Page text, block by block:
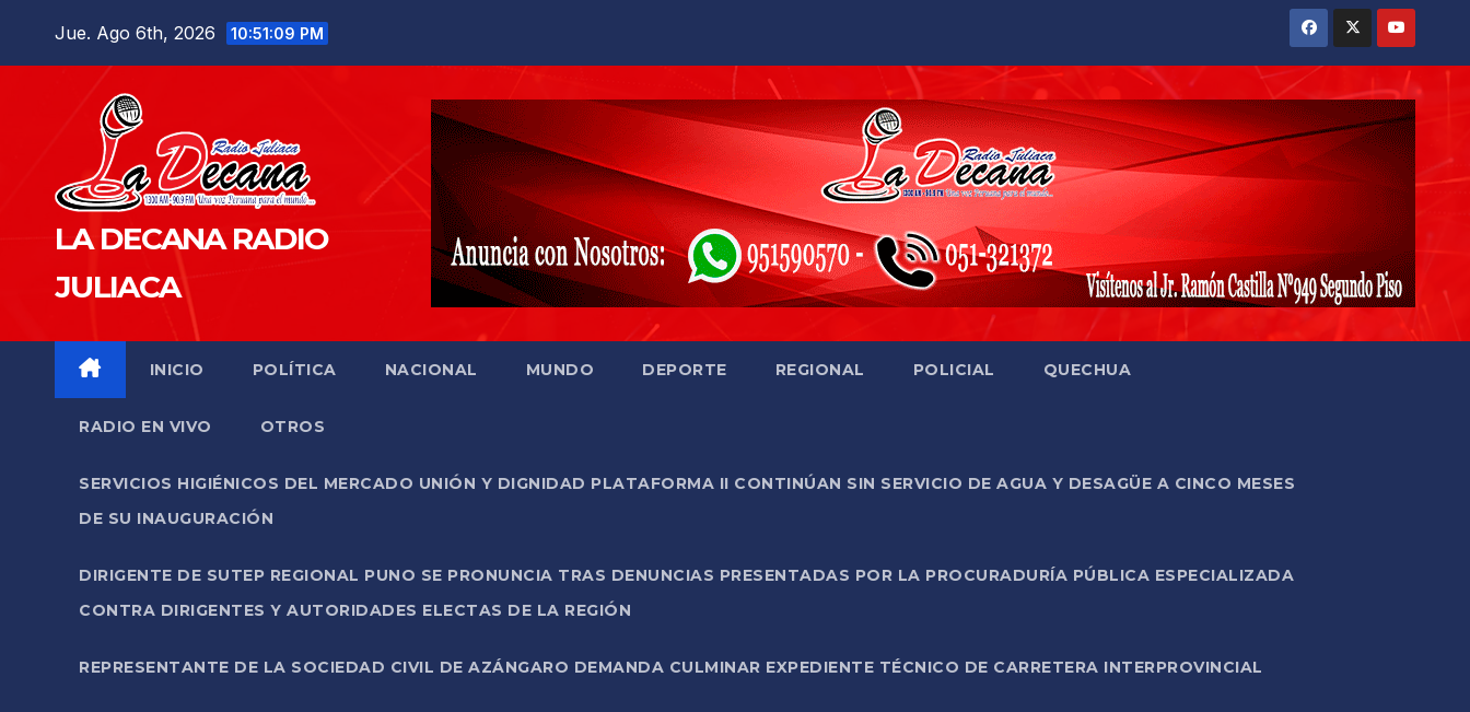
Jue. Ago 6th, 2026 10:51:10 PM
LA DECANA RADIO
JULIACA
INICIO POLÍTICA NACIONAL MUNDO DEPORTE REGIONAL POLICIAL QUECHUA
RADIO EN VIVO OTROS
SERVICIOS HIGIÉNICOS DEL MERCADO UNIÓN Y DIGNIDAD PLATAFORMA II CONTINÚAN SIN SERVICIO DE AGUA Y DESAGÜE A CINCO MESES
DE SU INAUGURACIÓN
DIRIGENTE DE SUTEP REGIONAL PUNO SE PRONUNCIA TRAS DENUNCIAS PRESENTADAS POR LA PROCURADURÍA PÚBLICA ESPECIALIZADA
CONTRA DIRIGENTES Y AUTORIDADES ELECTAS DE LA REGIÓN
REPRESENTANTE DE LA SOCIEDAD CIVIL DE AZÁNGARO DEMANDA CULMINAR EXPEDIENTE TÉCNICO DE CARRETERA INTERPROVINCIAL